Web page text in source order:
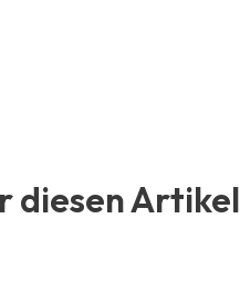
diesen Artikel